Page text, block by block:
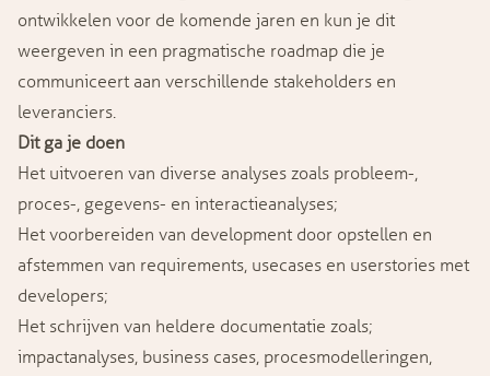
ontwikkelen voor de komende jaren en kun je dit
weergeven in een pragmatische roadmap die je
communiceert aan verschillende stakeholders en
leveranciers.
Dit ga je doen
Het uitvoeren van diverse analyses zoals probleem-,
proces-, gegevens- en interactieanalyses;
Het voorbereiden van development door opstellen en
afstemmen van requirements, usecases en userstories met
developers;
Het schrijven van heldere documentatie zoals;
impactanalyses, business cases, procesmodelleringen,